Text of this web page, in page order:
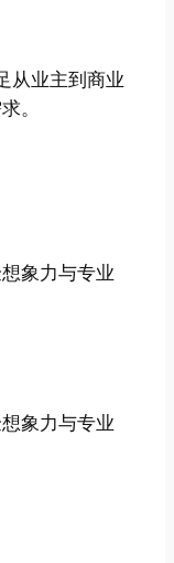
从业主到商业
。
象力与专业
象力与专业